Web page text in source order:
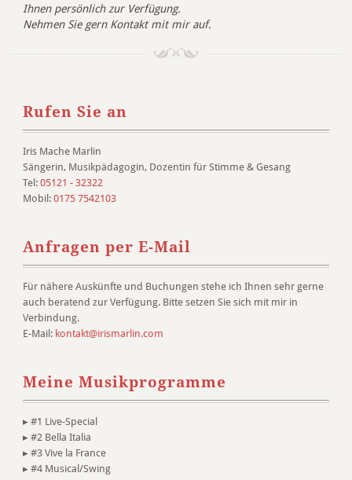
Ihnen persönlich zur Verfügung.
Nehmen Sie gern Kontakt mit mir auf.
Rufen Sie an
Iris Mache Marlin
Sängerin, Musikpädagogin, Dozentin für Stimme & Gesang
Tel: 05121 - 32322
Mobil: 0175 7542103
Anfragen per E-Mail
Für nähere Auskünfte und Buchungen stehe ich Ihnen sehr gerne
auch beratend zur Verfügung. Bitte setzen Sie sich mit mir in
Verbindung.
E-Mail: kontakt@irismarlin.com
Meine Musikprogramme
▸ #1 Live-Special
▸ #2 Bella Italia
▸ #3 Vive la France
▸ #4 Musical/Swing